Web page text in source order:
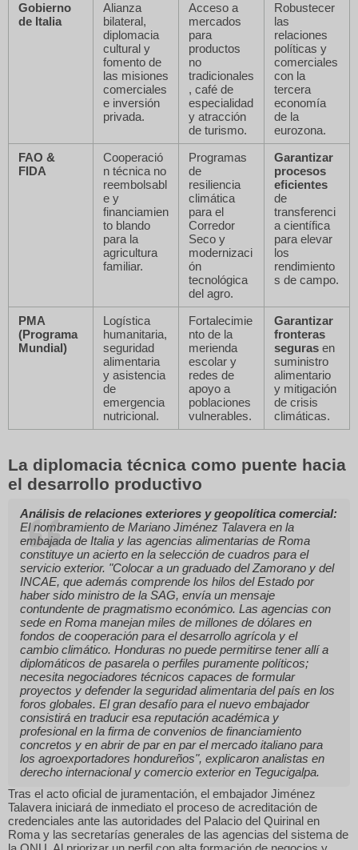
Gobierno
de Italia
Alianza
bilateral,
diplomacia
cultural y
fomento de
las misiones
comerciales
e inversión
privada.
Acceso a
mercados
para
productos
no
tradicionales
, café de
especialidad
y atracción
de turismo.
Robustecer
las
relaciones
políticas y
comerciales
con la
tercera
economía
de la
eurozona.
FAO &
FIDA
Cooperació
n técnica no
reembolsabl
e y
financiamien
to blando
para la
agricultura
familiar.
Programas
de
resiliencia
climática
para el
Corredor
Seco y
modernizaci
ón
tecnológica
del agro.
Garantizar
procesos
eficientes
de
transferenci
a científica
para elevar
los
rendimiento
s de campo.
PMA
(Programa
Mundial)
Logística
humanitaria,
seguridad
alimentaria
y asistencia
de
emergencia
nutricional.
Fortalecimie
nto de la
merienda
escolar y
redes de
apoyo a
poblaciones
vulnerables.
Garantizar
fronteras
seguras en
suministro
alimentario
y mitigación
de crisis
climáticas.
La diplomacia técnica como puente hacia
el desarrollo productivo
Análisis de relaciones exteriores y geopolítica comercial:
El nombramiento de Mariano Jiménez Talavera en la
embajada de Italia y las agencias alimentarias de Roma
constituye un acierto en la selección de cuadros para el
servicio exterior. "Colocar a un graduado del Zamorano y del
INCAE, que además comprende los hilos del Estado por
haber sido ministro de la SAG, envía un mensaje
contundente de pragmatismo económico. Las agencias con
sede en Roma manejan miles de millones de dólares en
fondos de cooperación para el desarrollo agrícola y el
cambio climático. Honduras no puede permitirse tener allí a
diplomáticos de pasarela o perfiles puramente políticos;
necesita negociadores técnicos capaces de formular
proyectos y defender la seguridad alimentaria del país en los
foros globales. El gran desafío para el nuevo embajador
consistirá en traducir esa reputación académica y
profesional en la firma de convenios de financiamiento
concretos y en abrir de par en par el mercado italiano para
los agroexportadores hondureños", explicaron analistas en
derecho internacional y comercio exterior en Tegucigalpa.
Tras el acto oficial de juramentación, el embajador Jiménez
Talavera iniciará de inmediato el proceso de acreditación de
credenciales ante las autoridades del Palacio del Quirinal en
Roma y las secretarías generales de las agencias del sistema de